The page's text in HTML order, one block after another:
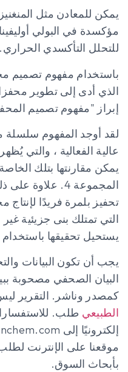
مؤكسدة في البولي
للتحلل التأكسدي الحراري.
باستخدام مفهوم تصميم
الذي أدى إلى تطوير
إبراز "مفهوم تصميم
لقد أوجد المفهوم سلسلة
عالية الفعالية ، والتي
يمكن مقارنتها بتلك
المجموعة 4.
تحفيز بلمرة فريدًا
التي تمتلك بنى جزيئية
يستحيل تحقيقها باستخدام
يجب أن تكون البيانات
كمصدر وناشر. التقرير
الطبيعي طلب.
موقعنا على الإنترنت
بأبحاث السوق.